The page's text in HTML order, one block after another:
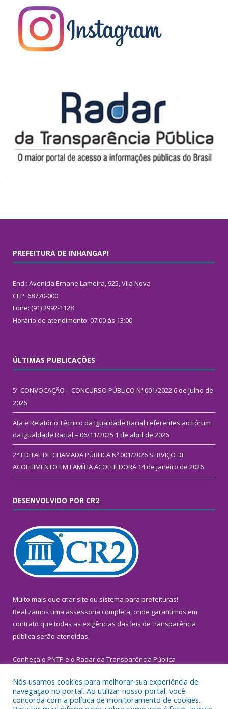
PREFEITURA DE INHANGAPI
End.: Avenida Ernane Lameira, 925, Vila Nova
CEP: 68770-000
Fone: (91) 2992-1128
Horário de atendimento: 07:00 às 13:00
ÚLTIMAS PUBLICAÇÕES
5ª CONVOCAÇÃO – CONCURSO PÚBLICO Nº 001/2022 6 de julho de
2026
Ata e Relatório Técnico da Igualdade Racial referentes ao Fórum
da Igualdade Racial – 06/11/2025 1 de abril de 2026
2° EDITAL DE CHAMADA PÚBLICA Nº 001/2026 SERVIÇO DE
ACOLHIMENTO EM FAMÍLIA ACOLHEDORA 14 de janeiro de 2026
DESENVOLVIDO POR CR2
Muito mais que criar site ou sistema para prefeituras!
Realizamos uma assessoria completa, onde garantimos em
contrato que todas as exigências das leis de transparência
pública serão atendidas.
Conheça o PNTP e o Radar da Transparência Pública
Nós usamos cookies para melhorar sua experiência de
navegação no portal. Ao utilizar nosso portal, você
concorda com a política de monitoramento de cookies.